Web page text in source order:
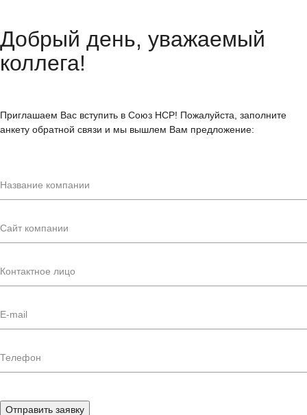
Добрый день, уважаемый
коллега!
Приглашаем Вас вступить в Союз НСР! Пожалуйста, заполните
анкету обратной связи и мы вышлем Вам предложение:
Отправить заявку